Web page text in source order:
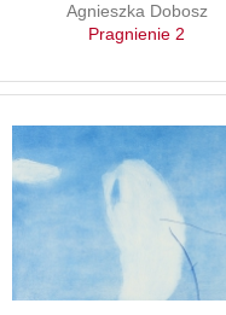
Agnieszka Dobosz
Pragnienie 2